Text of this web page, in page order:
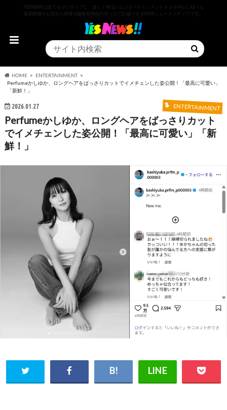
YESNEWSは全てをポジティブに、楽しく明るいエンターテインメントネタを中心に様々な
最新情報やお役立ち情報を編集部独自の切り口でお届けするWEBニュースメディアです。
HOME
ENTERTAINMENT
Perfumeかしゆか、ロングヘアをばっさりカットでイメチェンした姿公開！「最高に可愛い」
「新鮮！」
2026.01.27 ENTERTAINMENT
Perfumeかしゆか、ロングヘアをばっさりカット
でイメチェンした姿公開！「最高に可愛い」「新
鮮！」